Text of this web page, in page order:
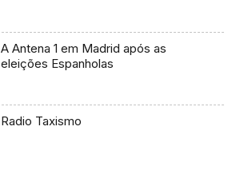
A Antena 1 em Madrid após as
eleições Espanholas
Radio Taxismo